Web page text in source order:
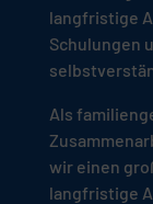
langfristige
Schulungen
Als
wir einen
langfristige